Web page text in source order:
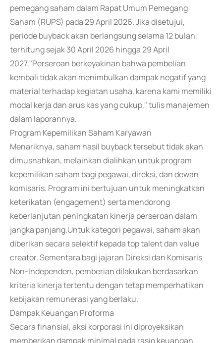
pemegang saham dalam Rapat Umum Pemegang
Saham (RUPS) pada 29 April 2026. Jika disetujui,
periode buyback akan berlangsung selama 12 bulan,
terhitung sejak 30 April 2026 hingga 29 April
2027."Perseroan berkeyakinan bahwa pembelian
kembali tidak akan menimbulkan dampak negatif yang
material terhadap kegiatan usaha, karena kami memiliki
modal kerja dan arus kas yang cukup," tulis manajemen
dalam laporannya.
Program Kepemilikan Saham Karyawan
Menariknya, saham hasil buyback tersebut tidak akan
dimusnahkan, melainkan dialihkan untuk program
kepemilikan saham bagi pegawai, direksi, dan dewan
komisaris. Program ini bertujuan untuk meningkatkan
keterikatan (engagement) serta mendorong
keberlanjutan peningkatan kinerja perseroan dalam
jangka panjang.Untuk kategori pegawai, saham akan
diberikan secara selektif kepada top talent dan value
creator. Sementara bagi jajaran Direksi dan Komisaris
Non-Independen, pemberian dilakukan berdasarkan
kriteria kinerja tertentu dengan tetap memperhatikan
kebijakan remunerasi yang berlaku.
Dampak Keuangan Proforma
Secara finansial, aksi korporasi ini diproyeksikan
memberikan dampak minimal pada rasio keuangan